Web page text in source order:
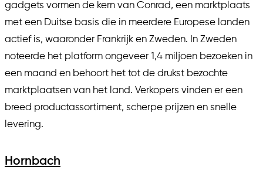
gadgets vormen de kern van Conrad, een marktplaats
met een Duitse basis die in meerdere Europese landen
actief is, waaronder Frankrijk en Zweden. In Zweden
noteerde het platform ongeveer 1,4 miljoen bezoeken in
een maand en behoort het tot de drukst bezochte
marktplaatsen van het land. Verkopers vinden er een
breed productassortiment, scherpe prijzen en snelle
levering.
Hornbach